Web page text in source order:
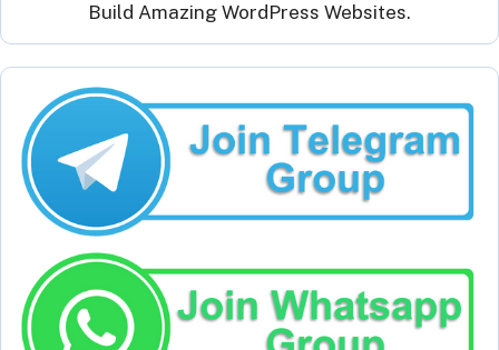
Build Amazing WordPress Websites.